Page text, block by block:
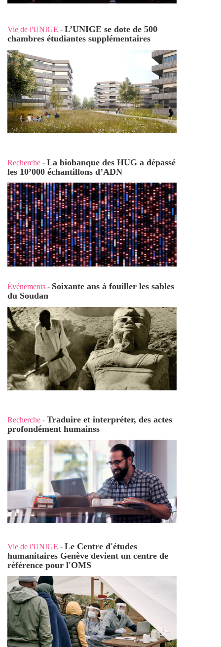
Vie de l'UNIGE - L’UNIGE se dote de 500
chambres étudiantes supplémentaires
Recherche - La biobanque des HUG a dépassé
les 10’000 échantillons d’ADN
Événements - Soixante ans à fouiller les sables
du Soudan
Recherche - Traduire et interpréter, des actes
profondément humainss
Vie de l'UNIGE - Le Centre d'études
humanitaires Genève devient un centre de
référence pour l'OMS